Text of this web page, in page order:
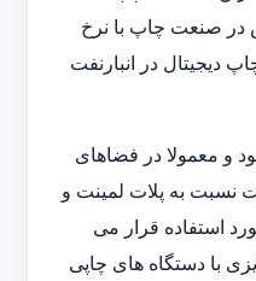
صنعت چاپ با نرخ
دیجیتال در انبارنفت
و معمولا در فضاهای
نسبت به پلات لمینت و
استفاده قرار می
با دستگاه های چاپی